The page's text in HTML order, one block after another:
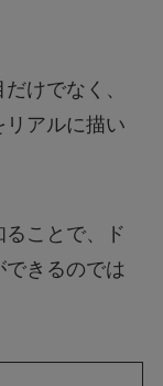
けでなく、
アルに描い
ことで、ド
きるのでは